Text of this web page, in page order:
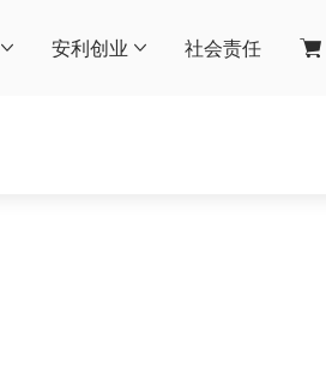
安利创业 社会责任